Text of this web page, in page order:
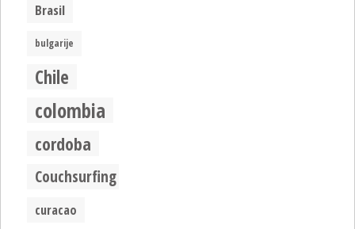
Brasil
bulgarije
Chile
colombia
cordoba
Couchsurfing
curacao